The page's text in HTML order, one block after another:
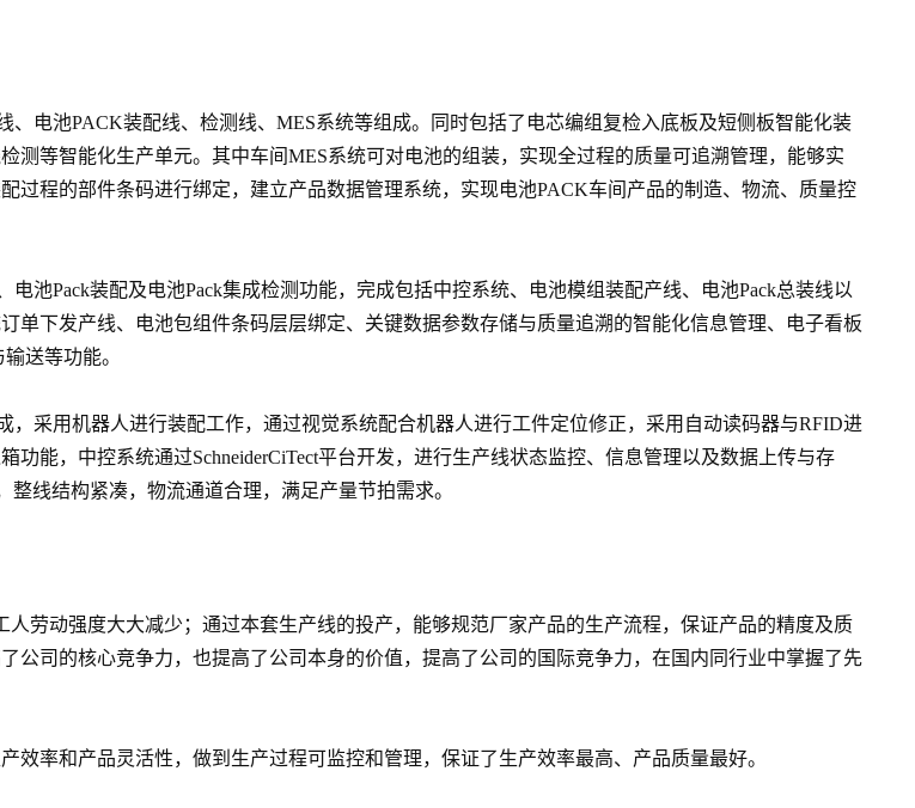
电池PACK装配线、检测线、MES系统等组成。同时包括了电芯编组复检入底板及短侧板智能化装
测等智能化生产单元。其中车间MES系统可对电池的组装，实现全过程的质量可追溯管理，能够实
过程的部件条码进行绑定，建立产品数据管理系统，实现电池PACK车间产品的制造、物流、质量控
池Pack装配及电池Pack集成检测功能，完成包括中控系统、电池模组装配产线、电池Pack总装线以
单下发产线、电池包组件条码层层绑定、关键数据参数存储与质量追溯的智能化信息管理、电子看板
送等功能。
采用机器人进行装配工作，通过视觉系统配合机器人进行工件定位修正，采用自动读码器与RFID进
能，中控系统通过SchneiderCiTect平台开发，进行生产线状态监控、信息管理以及数据上传与存
线结构紧凑，物流通道合理，满足产量节拍需求。
劳动强度大大减少；通过本套生产线的投产，能够规范厂家产品的生产流程，保证产品的精度及质
公司的核心竞争力，也提高了公司本身的价值，提高了公司的国际竞争力，在国内同行业中掌握了先
效率和产品灵活性，做到生产过程可监控和管理，保证了生产效率最高、产品质量最好。